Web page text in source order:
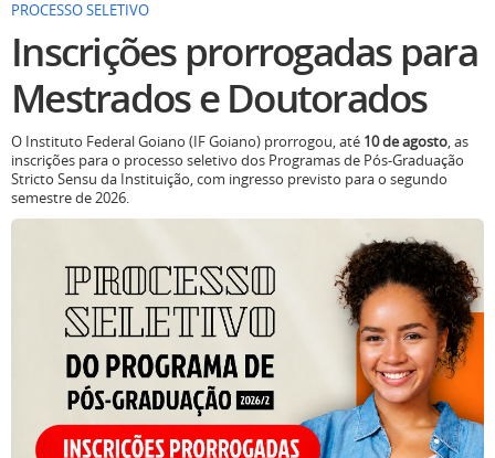
PROCESSO SELETIVO
Inscrições prorrogadas para
Mestrados e Doutorados
O Instituto Federal Goiano (IF Goiano) prorrogou, até 10 de agosto, as
inscrições para o processo seletivo dos Programas de Pós-Graduação
Stricto Sensu da Instituição, com ingresso previsto para o segundo
semestre de 2026.